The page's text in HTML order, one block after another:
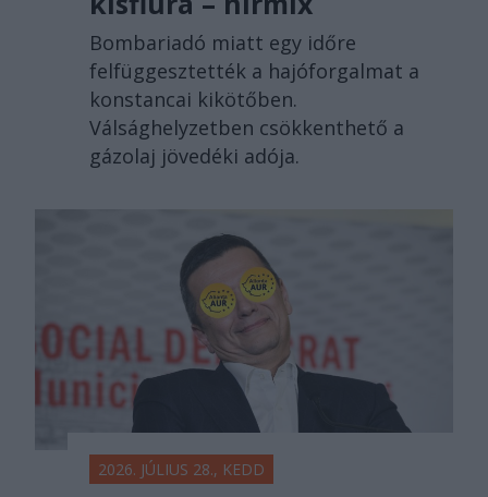
Bombariadó miatt egy időre
felfüggesztették a hajóforgalmat a
konstancai kikötőben.
Válsághelyzetben csökkenthető a
gázolaj jövedéki adója.
2026. JÚLIUS 28., KEDD